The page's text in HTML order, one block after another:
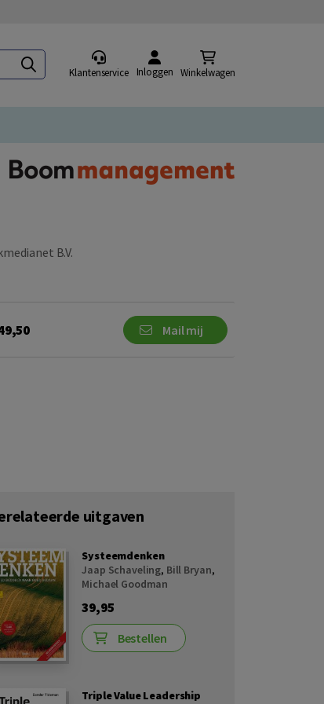
Klantenservice Inloggen Winkelwagen
B.V.
Mail mij
uitgaven
Systeemdenken
Jaap Schaveling, Bill Bryan,
Michael Goodman
39,95
Bestellen
Triple Value Leadership